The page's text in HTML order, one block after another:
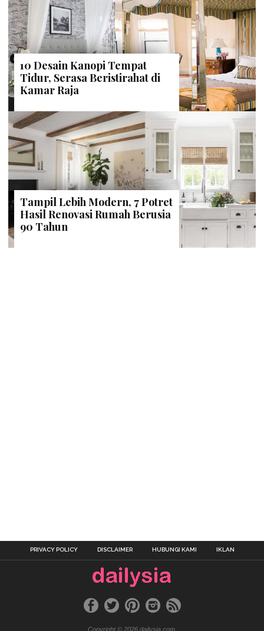
10 Desain Kanopi Tempat
Tidur, Serasa Beristirahat di
Kamar Raja
Tampil Lebih Modern, 7 Potret
Hasil Renovasi Rumah Berusia
90 Tahun
PRIVACY POLICY DISCLAIMER HUBUNGI KAMI IKLAN
Copyright © 2026 dailysia.com.